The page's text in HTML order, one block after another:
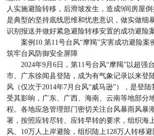
人实施避险转移，后滑坡发生，造成9间房屋
是典型的坚持底线思维和忧患意识，做实做细
识别报送并做好紧急避险转移安置的成功避险
案例10.第11号台风“摩羯”灾害成功避险案
筑牢台风防御安全屏障
2024年9月6日，第11号台风“摩羯”以超强
市、广东徐闻县登陆，成为有气象记录以来登
风（仅次于2014年7月台风“威马逊”），是登陆
受其影响，广东、广西、海南、云南等地部分
程。各地应急管理部门密切关注台风暴雨风暴
署，按照应转尽转、应转早转的要求，组织海
风、10万人上岸避险，组织陆上128万人转移